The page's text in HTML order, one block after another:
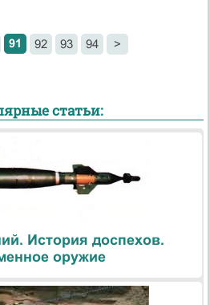
91 92 93 94 >
статьи:
История доспехов.
оружие